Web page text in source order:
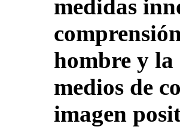
medidas
hombre y la
medios de
imagen